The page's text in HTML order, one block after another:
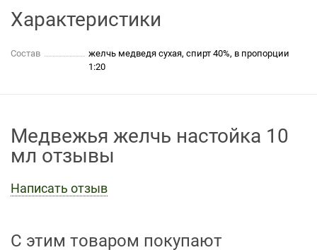
Характеристики
Состав
желчь медведя сухая, спирт 40%, в пропорции
1:20
Медвежья желчь настойка 10
мл отзывы
Написать отзыв
С этим товаром покупают